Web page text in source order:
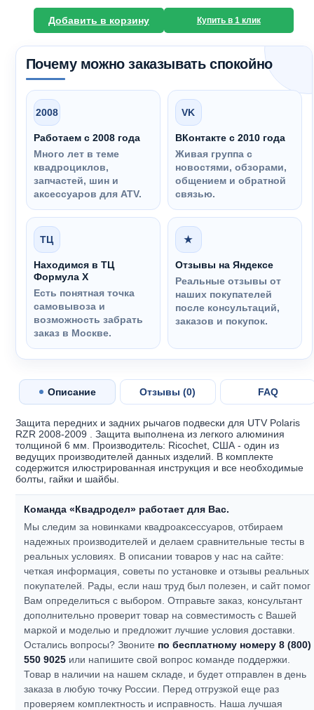
Добавить в корзину Купить в 1 клик
Почему можно заказывать спокойно
2008
Работаем с 2008 года
Много лет в теме
квадроциклов,
запчастей, шин и
аксессуаров для ATV.
VK
ВКонтакте с 2010 года
Живая группа с
новостями, обзорами,
общением и обратной
связью.
ТЦ
Находимся в ТЦ
Формула Х
Есть понятная точка
самовывоза и
возможность забрать
заказ в Москве.
★
Отзывы на Яндексе
Реальные отзывы от
наших покупателей
после консультаций,
заказов и покупок.
Описание Отзывы (0) FAQ
Защита передних и задних рычагов подвески для UTV Polaris
RZR 2008-2009 . Защита выполнена из легкого алюминия
толщиной 6 мм. Производитель: Ricochet, США - один из
ведущих производителей данных изделий. В комплекте
содержится илюстрированная инструкция и все необходимые
болты, гайки и шайбы.
Команда «Квадродел» работает для Вас.
Мы следим за новинками квадроаксессуаров, отбираем
надежных производителей и делаем сравнительные тесты в
реальных условиях. В описании товаров у нас на сайте:
четкая информация, советы по установке и отзывы реальных
покупателей. Рады, если наш труд был полезен, и сайт помог
Вам определиться с выбором.Отправьте заказ, консультант
дополнительно проверит товар на совместимость с Вашей
маркой и моделью и предложит лучшие условия доставки.
Остались вопросы? Звоните по бесплатному номеру 8 (800)
550 9025 или напишите свой вопрос команде поддержки.
Товар в наличии на нашем складе, и будет отправлен в день
заказа в любую точку России. Перед отгрузкой еще раз
проверяем комплектность и исправность. Наша лучшая